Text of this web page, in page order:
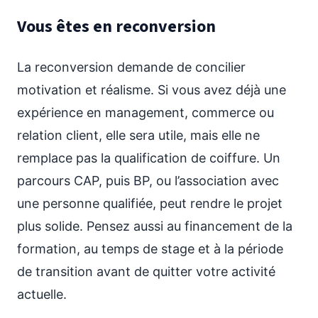
Vous êtes en reconversion
La reconversion demande de concilier
motivation et réalisme. Si vous avez déjà une
expérience en management, commerce ou
relation client, elle sera utile, mais elle ne
remplace pas la qualification de coiffure. Un
parcours CAP, puis BP, ou l’association avec
une personne qualifiée, peut rendre le projet
plus solide. Pensez aussi au financement de la
formation, au temps de stage et à la période
de transition avant de quitter votre activité
actuelle.